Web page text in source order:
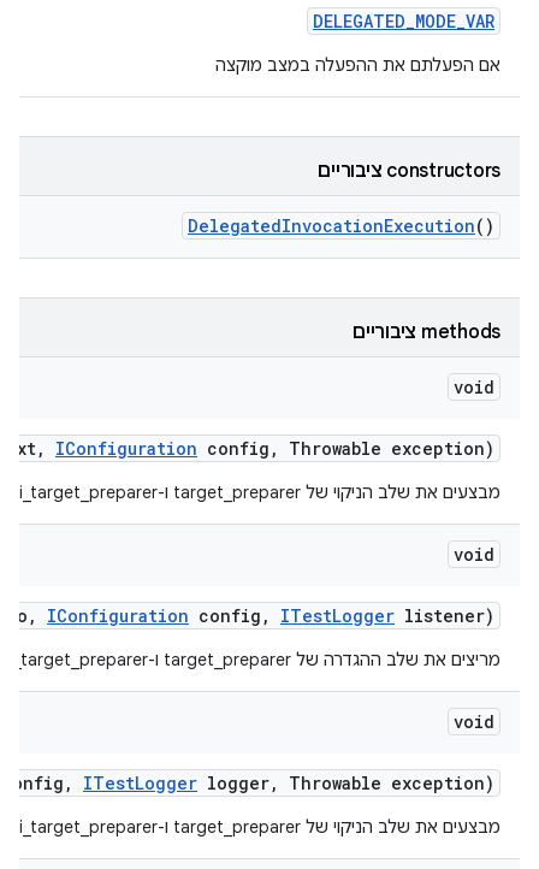
DELEGATED_MODE_VAR
אם הפעלתם את ההפעלה במצב מוקצה
‫constructors ציבוריים
DelegatedInvocationExecution()
‫methods ציבוריים
void
, IConfiguration config , Throwable exception)
מבצעים את שלב הניקוי של target_preparer ו-multi_target_preparer.
void
, IConfiguration config , ITestLogger listener)
מריצים את שלב ההגדרה של target_preparer ו-multi_target_preparer.
void
, ITestLogger logger, Throwable exception)
מבצעים את שלב הניקוי של target_preparer ו-multi_target_preparer.